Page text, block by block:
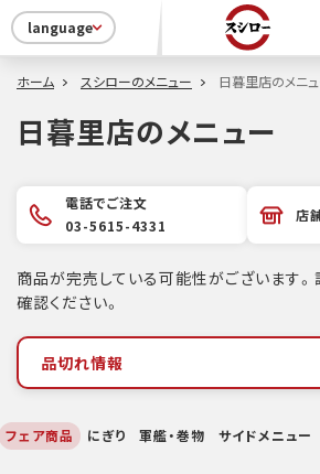
language
ホーム スシローのメニュー 日暮里店のメニ
日暮里店のメニュー
電話でご注文
03-5615-4331
店
商品が完売している可能性がございます。
確認ください。
品切れ情報
フェア商品 にぎり 軍艦・巻物 サイドメニュー